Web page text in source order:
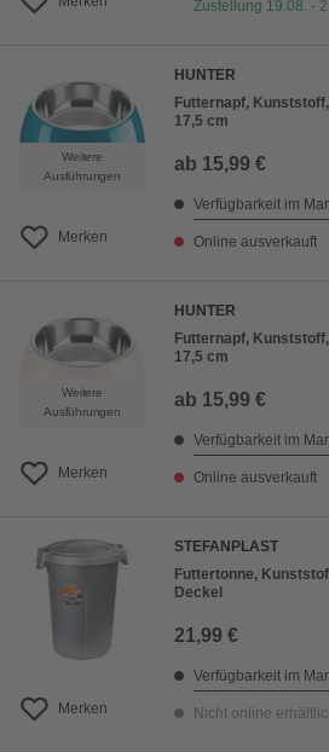
Zustellung 19.08. -
Weitere
Ausführungen
Merken
HUNTER
Futternapf,
17,5 cm
ab 15,99 €
Verfügbarkeit im
Online ausverkauft
Weitere
Ausführungen
Merken
HUNTER
Futternapf,
17,5 cm
ab 15,99 €
Verfügbarkeit im
Online ausverkauft
Merken
STEFANPLAST
Futtertonne,
Deckel
21,99 €
Verfügbarkeit im
Nicht online